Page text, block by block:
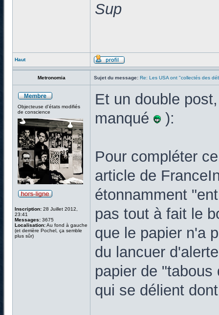
Sup
Haut
Metronomia Sujet du message: Re: Les USA ont "collectés des
Objecteuse d'états modifiés
de conscience
Inscription: 28 Juillet 2012,
23:41
Messages: 3675
Localisation:Au fond à gauche
(et derrière Pochel, ça semble
plus sûr)
Et un double
manqué
):
Pour compléter
article de
étonnamment
pas tout à fait le
que le papier n'a
du lancuer
papier de
qui se délient